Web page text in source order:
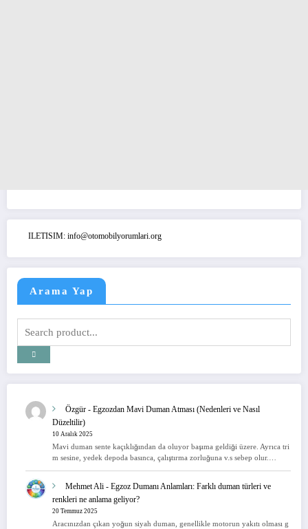
ILETISIM: info@otomobilyorumlari.org
Arama Yap
Özgür - Egzozdan Mavi Duman Atması (Nedenleri ve Nasıl
Düzeltilir)
10 Aralık 2025
Mavi duman sente kaçıklığından da oluyor başıma geldiği üzere. Ayrıca tri
m sesine, yedek depoda basınca, çalıştırma zorluğuna v.s sebep olur.…
Mehmet Ali - Egzoz Dumanı Anlamları: Farklı duman türleri ve
renkleri ne anlama geliyor?
20 Temmuz 2025
Aracınızdan çıkan yoğun siyah duman, genellikle motorun yakıtı olması g